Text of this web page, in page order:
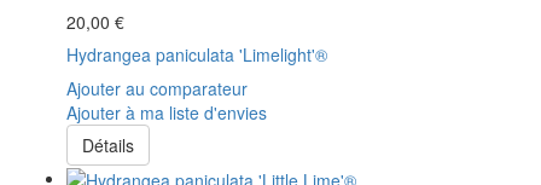
20,00 €
Hydrangea paniculata 'Limelight'®
Ajouter au comparateur
Ajouter à ma liste d'envies
Détails